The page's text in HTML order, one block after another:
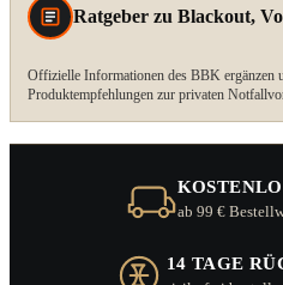
Ratgeber zu Blackout,
Offizielle Informationen des BBK ergänzen
Produktempfehlungen zur privaten
ab 99 €
14 TAGE